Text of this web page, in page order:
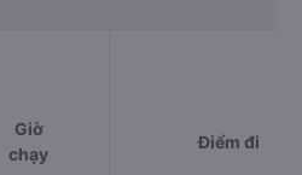
Giờ
chạy
Điểm đi